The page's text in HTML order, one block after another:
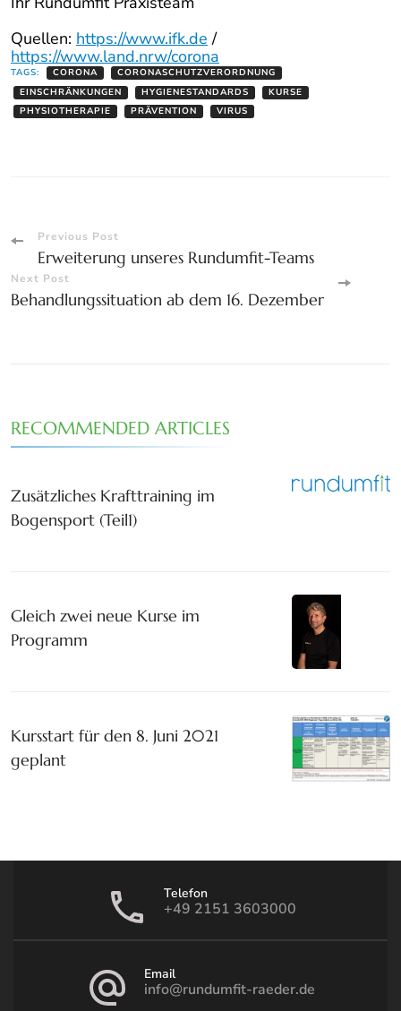
Quellen: https://www.ifk.de /
https://www.land.nrw/corona
TAGS: CORONA
CORONASCHUTZVERORDNUNG
EINSCHRÄNKUNGEN
HYGIENESTANDARDS
KURSE
PHYSIOTHERAPIE
PRÄVENTION VIRUS
Post
Navigation
Previous Post
Erweiterung unseres Rundumfit-Teams
Next Post
Behandlungssituation ab dem 16. Dezember
RECOMMENDED ARTICLES
Zusätzliches Krafttraining im
Bogensport (Teil1)
Gleich zwei neue Kurse im
Programm
Kursstart für den 8. Juni 2021
geplant
Telefon
+49 2151 3603000
Email
info@rundumfit-raeder.de